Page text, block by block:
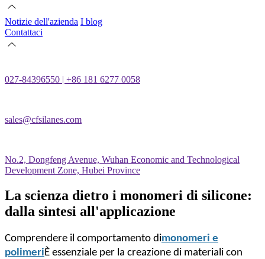
Notizie dell'azienda I blog
Contattaci
027-84396550 | +86 181 6277 0058
sales@cfsilanes.com
No.2, Dongfeng Avenue, Wuhan Economic and Technological
Development Zone, Hubei Province
La scienza dietro i monomeri di silicone:
dalla sintesi all'applicazione
Comprendere il comportamento dimonomeri e
polimeriÈ essenziale per la creazione di materiali con